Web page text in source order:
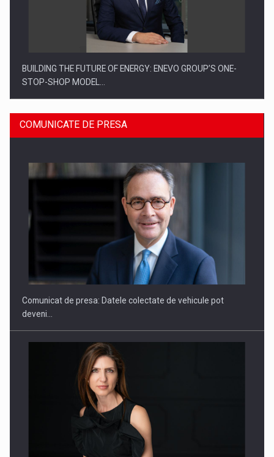
BUILDING THE FUTURE OF ENERGY: ENEVO GROUP’S ONE-
STOP-SHOP MODEL…
ROOTED IN ROMANIA, BUILT TO DELIVER TECHNOLOGY FOR
PUTTING ROMANIAN CORPORATE COMPANIES ON THE
INTERNATIONAL BUSINESS SCENE
COMUNICATE DE PRESA
Comunicat de presa: Datele colectate de vehicule pot
deveni…